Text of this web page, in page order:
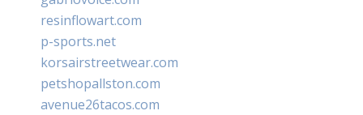
resinflowart.com
p-sports.net
korsairstreetwear.com
petshopallston.com
avenue26tacos.com